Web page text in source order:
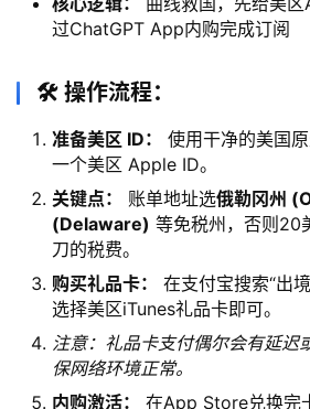
用
数
库
过ChatGPT App内购完成订阅
🛠️ 操作流程：
准备美区 ID：
使用干净的美国
一个美区 Apple ID。
关键点：
账单地址选俄勒冈州
(Delaware) 等免税州，否则20
刀的税费。
购买礼品卡：
在支付宝搜索“出境
选择美区iTunes礼品卡即可。
注意：礼品卡支付偶尔会有延迟
保网络环境正常。
内购激活：
在App Store兑换完